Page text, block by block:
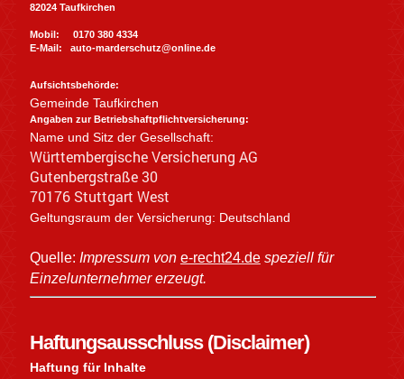
82024 Taufkirchen
Mobil: 0170 380 4334
E-Mail: auto-marderschutz@online.de
Aufsichtsbehörde:
Gemeinde Taufkirchen
Angaben zur Betriebshaftpflichtversicherung:
Name und Sitz der Gesellschaft:
Württembergische Versicherung AG
Gutenbergstraße 30
70176 Stuttgart West
Geltungsraum der Versicherung: Deutschland
Quelle: Impressum von e-recht24.de speziell für
Einzelunternehmer erzeugt.
Haftungsausschluss (Disclaimer)
Haftung für Inhalte